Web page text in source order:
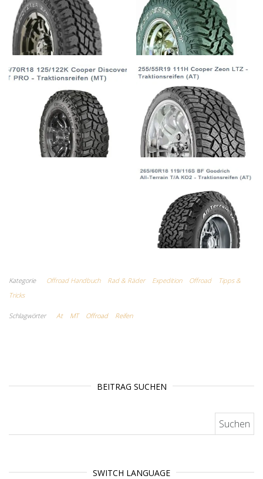
Kategorie Offroad Handbuch Rad & Räder Expedition Offroad
Tipps &
Tricks
Schlagwörter At MT Offroad Reifen
BEITRAG SUCHEN
SWITCH LANGUAGE